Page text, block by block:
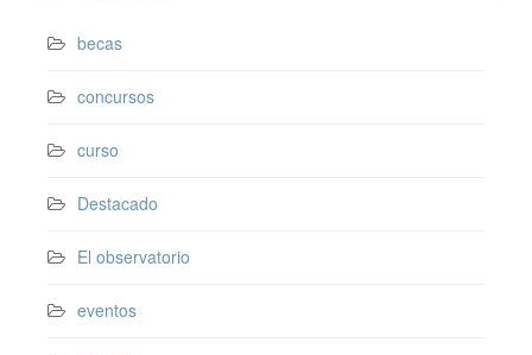
becas
concursos
curso
Destacado
El observatorio
eventos